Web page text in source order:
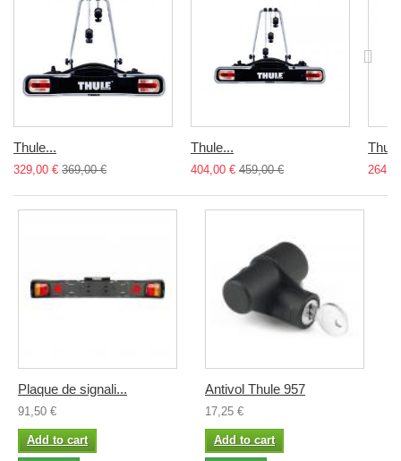
Thule...
329,00 € 369,00 €
Thule...
404,00 € 459,00 €
Plaque de signali...
91,50 €
Add to cart
Antivol Thule 957
17,25 €
Add to cart